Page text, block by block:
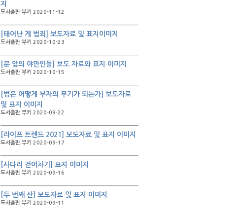
지
도서출판 부키 2020-11-12
[태어난 게 범죄] 보도자료 및 표지이미지
도서출판 부키 2020-10-23
[문 앞의 야만인들] 보도 자료와 표지 이미지
도서출판 부키 2020-10-15
[법은 어떻게 부자의 무기가 되는가] 보도자료
및 표지 이미지
도서출판 부키 2020-09-22
[라이프 트렌드 2021] 보도자료 및 표지 이미지
도서출판 부키 2020-09-17
[사다리 걷어차기] 표지 이미지
도서출판 부키 2020-09-16
[두 번째 산] 보도자료 및 표지 이미지
도서출판 부키 2020-09-11